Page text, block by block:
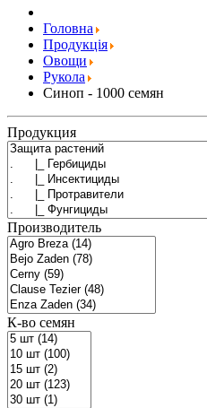
Головна
Продукція
Овощи
Рукола
Синоп - 1000 семян
Продукция
Производитель
К-во семян